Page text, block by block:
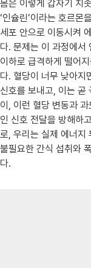
몸은 이렇게 갑자기 치
‘인슐린’이라는 호르몬
세포 안으로 이동시켜
다. 문제는 이 과정에서
이하로 급격하게 떨어
다. 혈당이 너무 낮아지
신호를 보내고, 이는 곧
이, 이런 혈당 변동과
인 신호 전달을 방해하
로, 우리는 실제 에너지
불필요한 간식 섭취와
다.